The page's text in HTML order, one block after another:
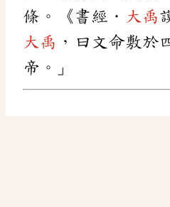
條。《書經． 大禹
大禹 ，曰文命敷於
帝。」